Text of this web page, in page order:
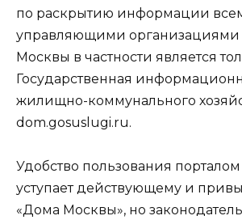
по раскрытию информации
управляющими
Москвы в частности является
Государственная
жилищно-коммунального
dom.gosuslugi.ru.
Удобство пользования
уступает действующему и
«Дома Москвы», но